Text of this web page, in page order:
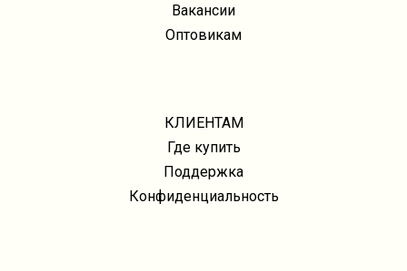
Вакансии
Оптовикам
КЛИЕНТАМ
Где купить
Поддержка
Конфиденциальность